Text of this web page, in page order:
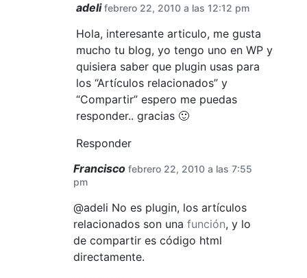
adeli febrero 22, 2010 a las 12:12 pm
Hola, interesante articulo, me gusta
mucho tu blog, yo tengo uno en WP y
quisiera saber que plugin usas para
los “Artículos relacionados” y
“Compartir” espero me puedas
responder.. gracias 🙂
Responder
Francisco febrero 22, 2010 a las 7:55
pm
@adeli No es plugin, los artículos
relacionados son una función, y lo
de compartir es código html
directamente.